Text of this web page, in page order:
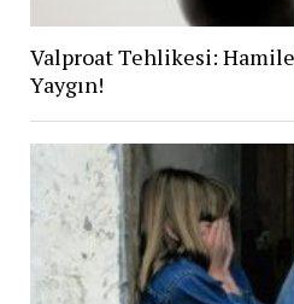
Valproat Tehlikesi:
Yaygın!